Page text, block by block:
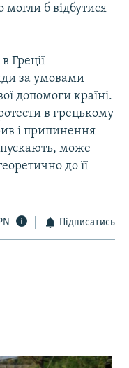
могли б відбутися
Греції
за умовами
допомоги країні.
в грецькому
і припинення
може
до її
Підписатись